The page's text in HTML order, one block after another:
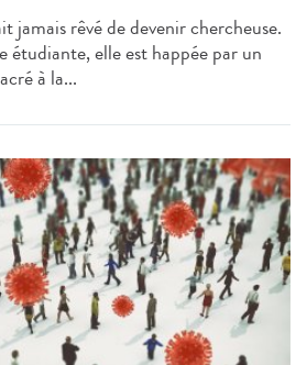
jamais rêvé de devenir chercheuse.
étudiante, elle est happée par un
à la...